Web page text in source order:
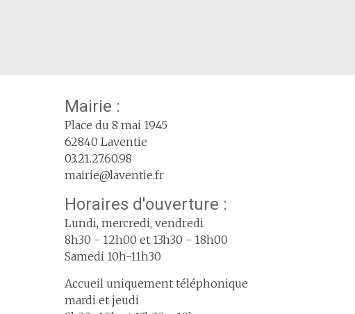
Mairie :
Place du 8 mai 1945
62840 Laventie
03.21.27.60.98
mairie@laventie.fr
Horaires d'ouverture :
Lundi, mercredi, vendredi
8h30 - 12h00 et 13h30 - 18h00
Samedi 10h-11h30
Accueil uniquement téléphonique
mardi et jeudi